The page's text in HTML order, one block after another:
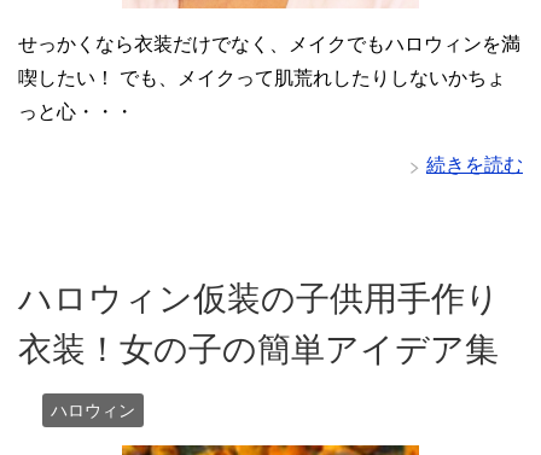
せっかくなら衣装だけでなく、メイクでもハロウィンを満
喫したい！ でも、メイクって肌荒れしたりしないかちょ
っと心・・・
続きを読む
ハロウィン仮装の子供用手作り
衣装！女の子の簡単アイデア集
ハロウィン